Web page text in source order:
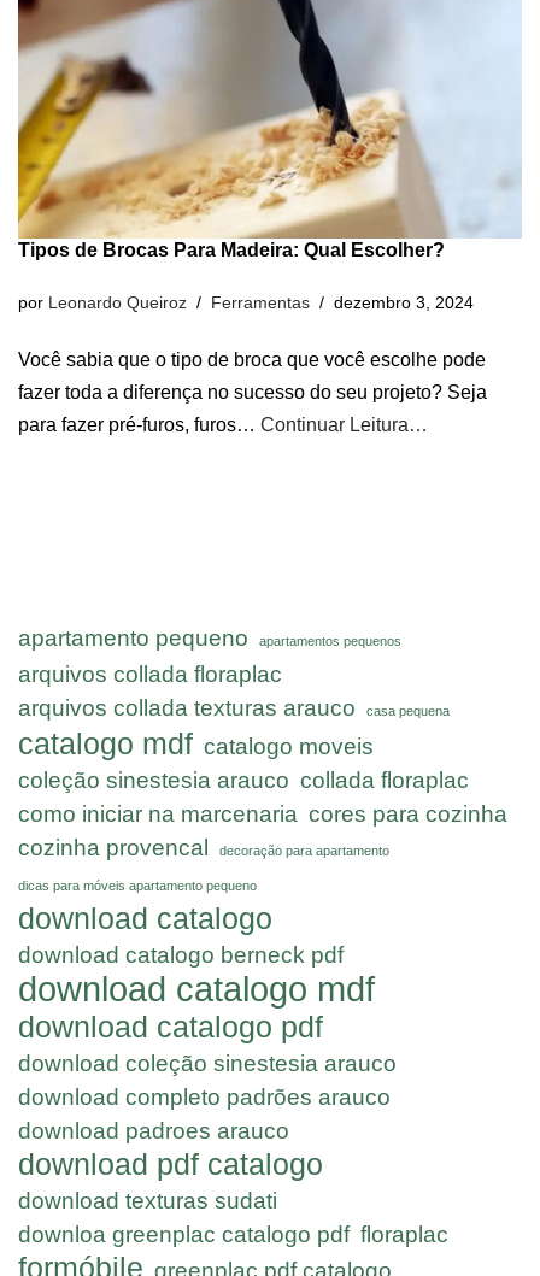
Tipos de Brocas Para Madeira: Qual Escolher?
por Leonardo Queiroz Ferramentas dezembro 3, 2024
Você sabia que o tipo de broca que você escolhe pode
fazer toda a diferença no sucesso do seu projeto? Seja
para fazer pré-furos, furos… Continuar Leitura…
apartamento pequeno apartamentos pequenos
arquivos collada floraplac
arquivos collada texturas arauco
casa pequena
catalogo mdf catalogo moveis
coleção sinestesia arauco collada floraplac
como iniciar na marcenaria cores para cozinha
cozinha provencal
decoração para apartamento
dicas para móveis apartamento pequeno
download catalogo
download catalogo berneck pdf
download catalogo mdf
download catalogo pdf
download coleção sinestesia arauco
download completo padrões arauco
download padroes arauco
download pdf catalogo
download texturas sudati
downloa greenplac catalogo pdf floraplac
formóbile greenplac pdf catalogo